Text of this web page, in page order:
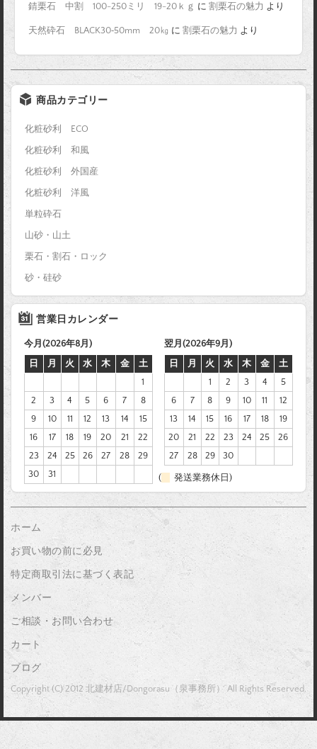
錆栗石 中割 100-250ミリ 19-20ｋｇ に割栗石の魅力 より
天然砕石 BLACK30‐50mm 20㎏ に割栗石の魅力 より
商品カテゴリー
化粧砂利 ECO
化粧砂利 和風
化粧砂利 外国産
化粧砂利 洋風
単粒砕石
山砂・山土
栗石・割石・ロック
砂・硅砂
営業日カレンダー
今月(2026年8月)
日
月 火 水 木 金
土
1
2
3 4 5 6 7
8
9
10 11 12 13 14
15
16
17 18 19 20 21
22
23
24 25 26 27 28
29
30
31
翌月(2026年9月)
日
月 火 水 木 金
土
1
2 3 4
5
6
7 8 9 10 11
12
13
14 15 16 17 18
19
20
21 22 23 24 25
26
27
28 29 30
( 発送業務休日)
ホーム
お買い物の前に必見
特定商取引法に基づく表記
メンバー
ご相談・お問い合わせ
カート
ブログ
Copyright (C) 2012 北建材店/Dongorasu（泉事務所） All Rights Reserved.